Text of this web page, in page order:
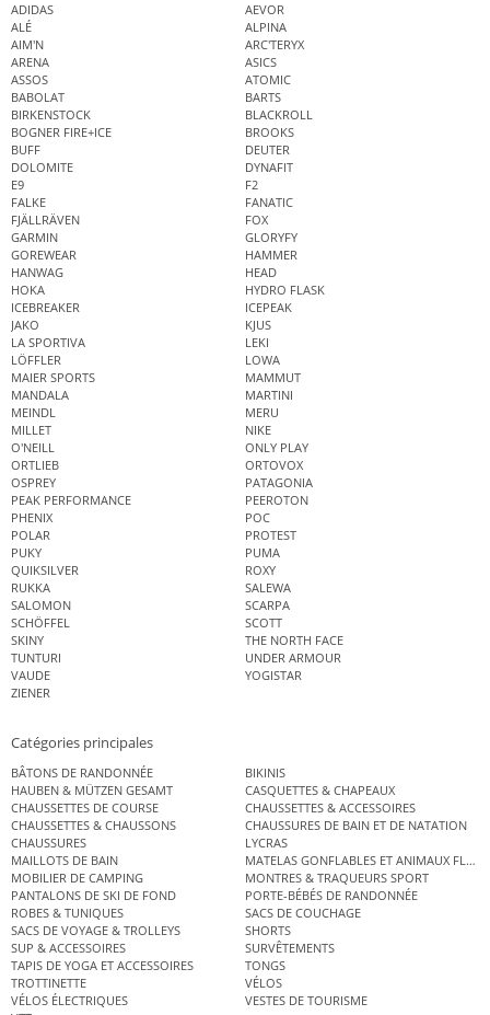
ADIDAS
AEVOR
ALÉ
ALPINA
AIM'N
ARC'TERYX
ARENA
ASICS
ASSOS
ATOMIC
BABOLAT
BARTS
BIRKENSTOCK
BLACKROLL
BOGNER FIRE+ICE
BROOKS
BUFF
DEUTER
DOLOMITE
DYNAFIT
E9
F2
FALKE
FANATIC
FJÄLLRÄVEN
FOX
GARMIN
GLORYFY
GOREWEAR
HAMMER
HANWAG
HEAD
HOKA
HYDRO FLASK
ICEBREAKER
ICEPEAK
JAKO
KJUS
LA SPORTIVA
LEKI
LÖFFLER
LOWA
MAIER SPORTS
MAMMUT
MANDALA
MARTINI
MEINDL
MERU
MILLET
NIKE
O'NEILL
ONLY PLAY
ORTLIEB
ORTOVOX
OSPREY
PATAGONIA
PEAK PERFORMANCE
PEEROTON
PHENIX
POC
POLAR
PROTEST
PUKY
PUMA
QUIKSILVER
ROXY
RUKKA
SALEWA
SALOMON
SCARPA
SCHÖFFEL
SCOTT
SKINY
THE NORTH FACE
TUNTURI
UNDER ARMOUR
VAUDE
YOGISTAR
ZIENER
Catégories principales
BÂTONS DE RANDONNÉE
BIKINIS
HAUBEN & MÜTZEN GESAMT
CASQUETTES & CHAPEAUX
CHAUSSETTES DE COURSE
CHAUSSETTES & ACCESSOIRES
CHAUSSETTES & CHAUSSONS
CHAUSSURES DE BAIN ET DE NATATION
CHAUSSURES
LYCRAS
MAILLOTS DE BAIN
MATELAS GONFLABLES ET ANIMAUX
MOBILIER DE CAMPING
MONTRES & TRAQUEURS SPORT
PANTALONS DE SKI DE FOND
PORTE-BÉBÉS DE RANDONNÉE
ROBES & TUNIQUES
SACS DE COUCHAGE
SACS DE VOYAGE & TROLLEYS
SHORTS
SUP & ACCESSOIRES
SURVÊTEMENTS
TAPIS DE YOGA ET ACCESSOIRES
TONGS
TROTTINETTE
VÉLOS
VÉLOS ÉLECTRIQUES
VESTES DE TOURISME